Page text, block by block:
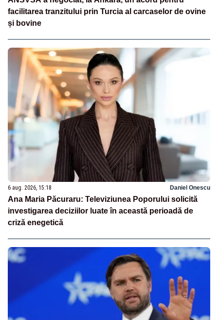
facilitarea tranzitului prin Turcia al carcaselor de ovine
și bovine
6 aug. 2026, 15:18 Daniel Onescu
Ana Maria Păcuraru: Televiziunea Poporului solicită
investigarea deciziilor luate în această perioadă de
criză enegetică